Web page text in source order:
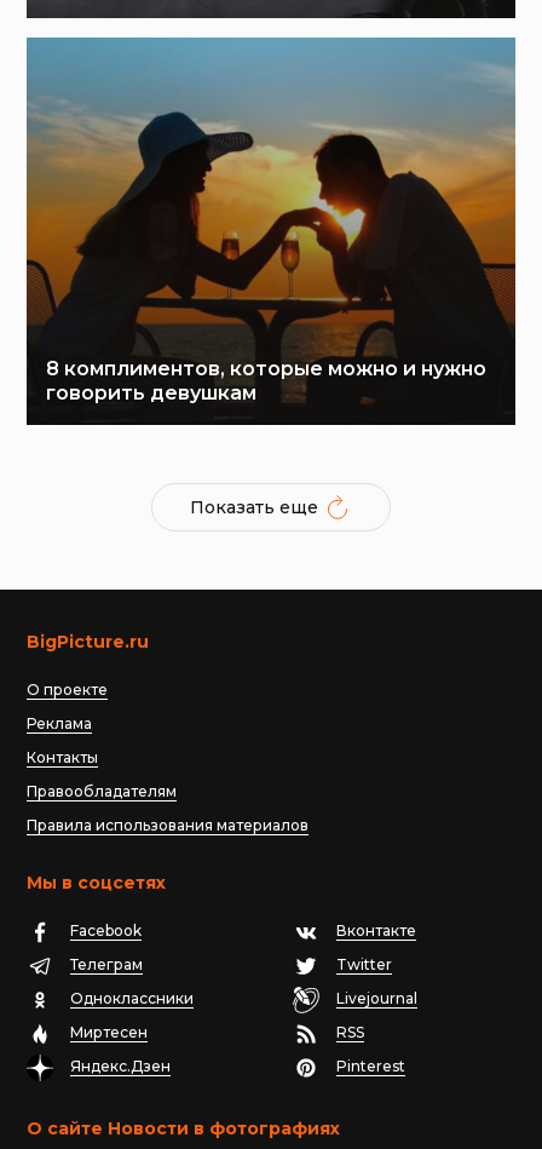
8 комплиментов, которые можно и нужно
говорить девушкам
Показать еще
BigPicture.ru
О проекте
Реклама
Контакты
Правообладателям
Правила использования материалов
Мы в соцсетях
Facebook
Вконтакте
Телеграм
Twitter
Одноклассники
Livejournal
Миртесен
RSS
Яндекс.Дзен
Pinterest
О сайте Новости в фотографиях